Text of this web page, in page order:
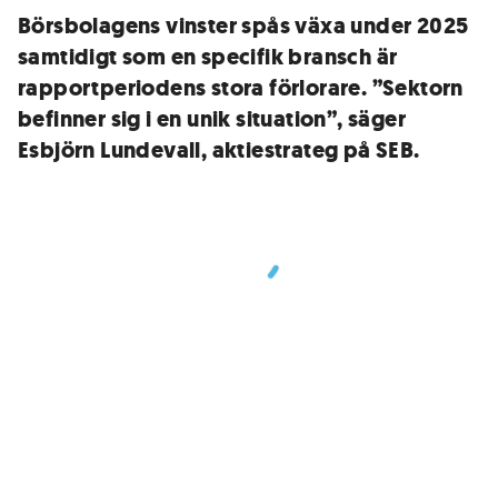
Börsbolagens vinster spås växa under 2025
samtidigt som en specifik bransch är
rapportperiodens stora förlorare. ”Sektorn
befinner sig i en unik situation”, säger
Esbjörn Lundevall, aktiestrateg på SEB.